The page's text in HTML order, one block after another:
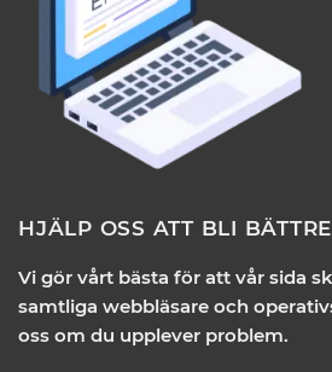
HJÄLP OSS ATT BLI
Vi gör vårt bästa för att vår sida
samtliga webbläsare och
oss om du upplever problem.